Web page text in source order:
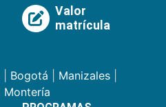
Valor
matrícula
Bogotá Manizales
Montería